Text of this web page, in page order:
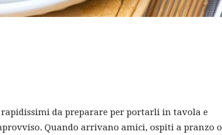
rapidissimi da preparare per portarli in tavola e
Quando arrivano amici, ospiti a pranzo o